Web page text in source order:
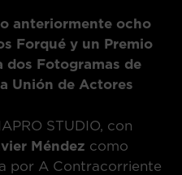
anteriormente ocho
Forqué y un Premio
dos Fotogramas de
Unión de Actores
STUDIO, con
Méndez como
por A Contracorriente